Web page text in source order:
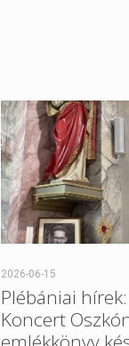
2026-06-15
Plébániai hírek:
Koncert